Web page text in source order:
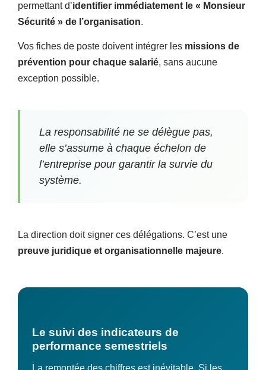
permettant d’identifier immédiatement le « Monsieur
Sécurité » de l’organisation.
Vos fiches de poste doivent intégrer les missions de
prévention pour chaque salarié, sans aucune
exception possible.
La responsabilité ne se délègue pas,
elle s’assume à chaque échelon de
l’entreprise pour garantir la survie du
système.
La direction doit signer ces délégations. C’est une
preuve juridique et organisationnelle majeure.
Le suivi des indicateurs de
performance semestriels